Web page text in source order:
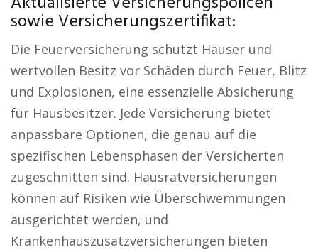
sowie Versicherungszertifikat:
Die Feuerversicherung schützt Häuser und
wertvollen Besitz vor Schäden durch Feuer, Blitz
und Explosionen, eine essenzielle Absicherung
für Hausbesitzer. Jede Versicherung bietet
anpassbare Optionen, die genau auf die
spezifischen Lebensphasen der Versicherten
zugeschnitten sind. Hausratversicherungen
können auf Risiken wie Überschwemmungen
ausgerichtet werden, und
Krankenhauszusatzversicherungen bieten